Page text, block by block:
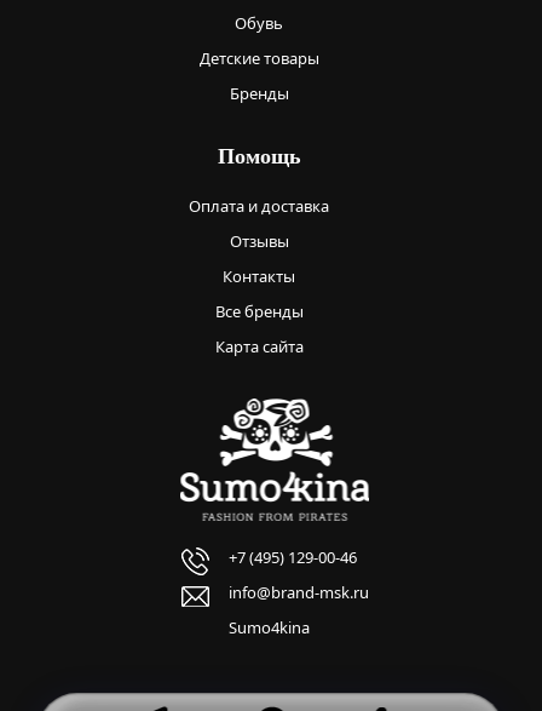
Обувь
Детские товары
Бренды
Помощь
Оплата и доставка
Отзывы
Контакты
Все бренды
Карта сайта
+7 (495) 129-00-46
info@brand-msk.ru
Sumo4kina